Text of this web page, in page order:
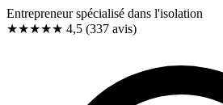
Entrepreneur spécialisé dans l'isolation
★★★★★ 4,5 (337 avis)